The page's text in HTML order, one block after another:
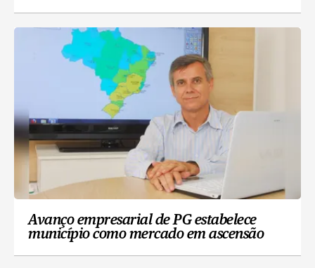
Avanço empresarial de PG estabelece
município como mercado em ascensão